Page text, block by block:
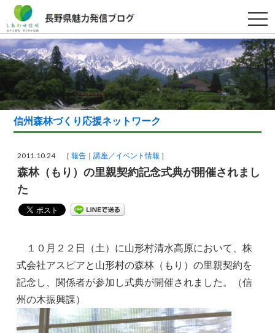
t
o
g
g
l
e
n
a
v
g
i
信州森林づくり応援ネットワーク
2011.10.24 ［報告 講座／イベント情報 ］
森林（もり）の里親契約記念式典が開催されまし
た
１０月２２日（土）に山形村清水高原において、株
式会社アスピアと山形村の森林（もり）の里親契約を
記念し、関係者が参加し式典が開催されました。（信
州の木振興課）